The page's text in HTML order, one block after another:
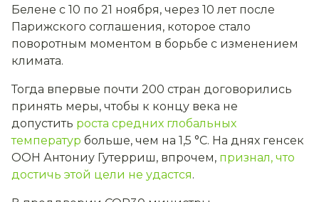
Белене с 10 по 21 ноября, через 10 лет после
Парижского соглашения, которое стало
поворотным моментом в борьбе с изменением
климата.
Тогда впервые почти 200 стран договорились
принять меры, чтобы к концу века не
допустить роста средних глобальных
температур больше, чем на 1,5 °C. На днях генсек
ООН Антониу Гутерриш, впрочем, признал, что
достичь этой цели не удастся.